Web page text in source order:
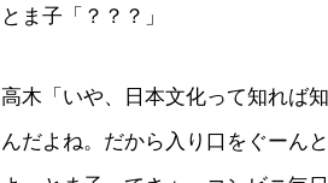
とま子「？？？」
高木「いや、日本文化って知れば
んだよね。だから入り口をぐーん